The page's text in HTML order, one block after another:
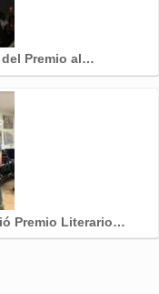
Premio al…
Premio Literario…